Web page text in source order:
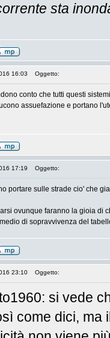
sta
16:03 Oggetto:
conto che tutti questi
assuefazione e portano
17:19 Oggetto:
portare sulle strade cio' che
ovunque faranno la gioia di
di sopravvivenza del
23:10 Oggetto:
si vede
come dici, ma